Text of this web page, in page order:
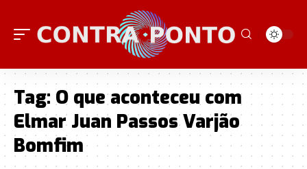
Tag: O que aconteceu com
Elmar Juan Passos Varjão
Bomfim